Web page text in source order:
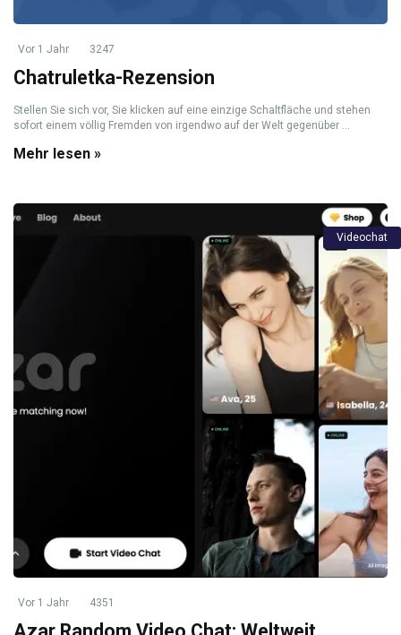
Vor 1 Jahr 3247
Chatruletka-Rezension
Stellen Sie sich vor, Sie klicken auf eine einzige Schaltfläche und stehen
sofort einem völlig Fremden von irgendwo auf der Welt gegenüber ...
Mehr lesen »
Videochat
Vor 1 Jahr 4351